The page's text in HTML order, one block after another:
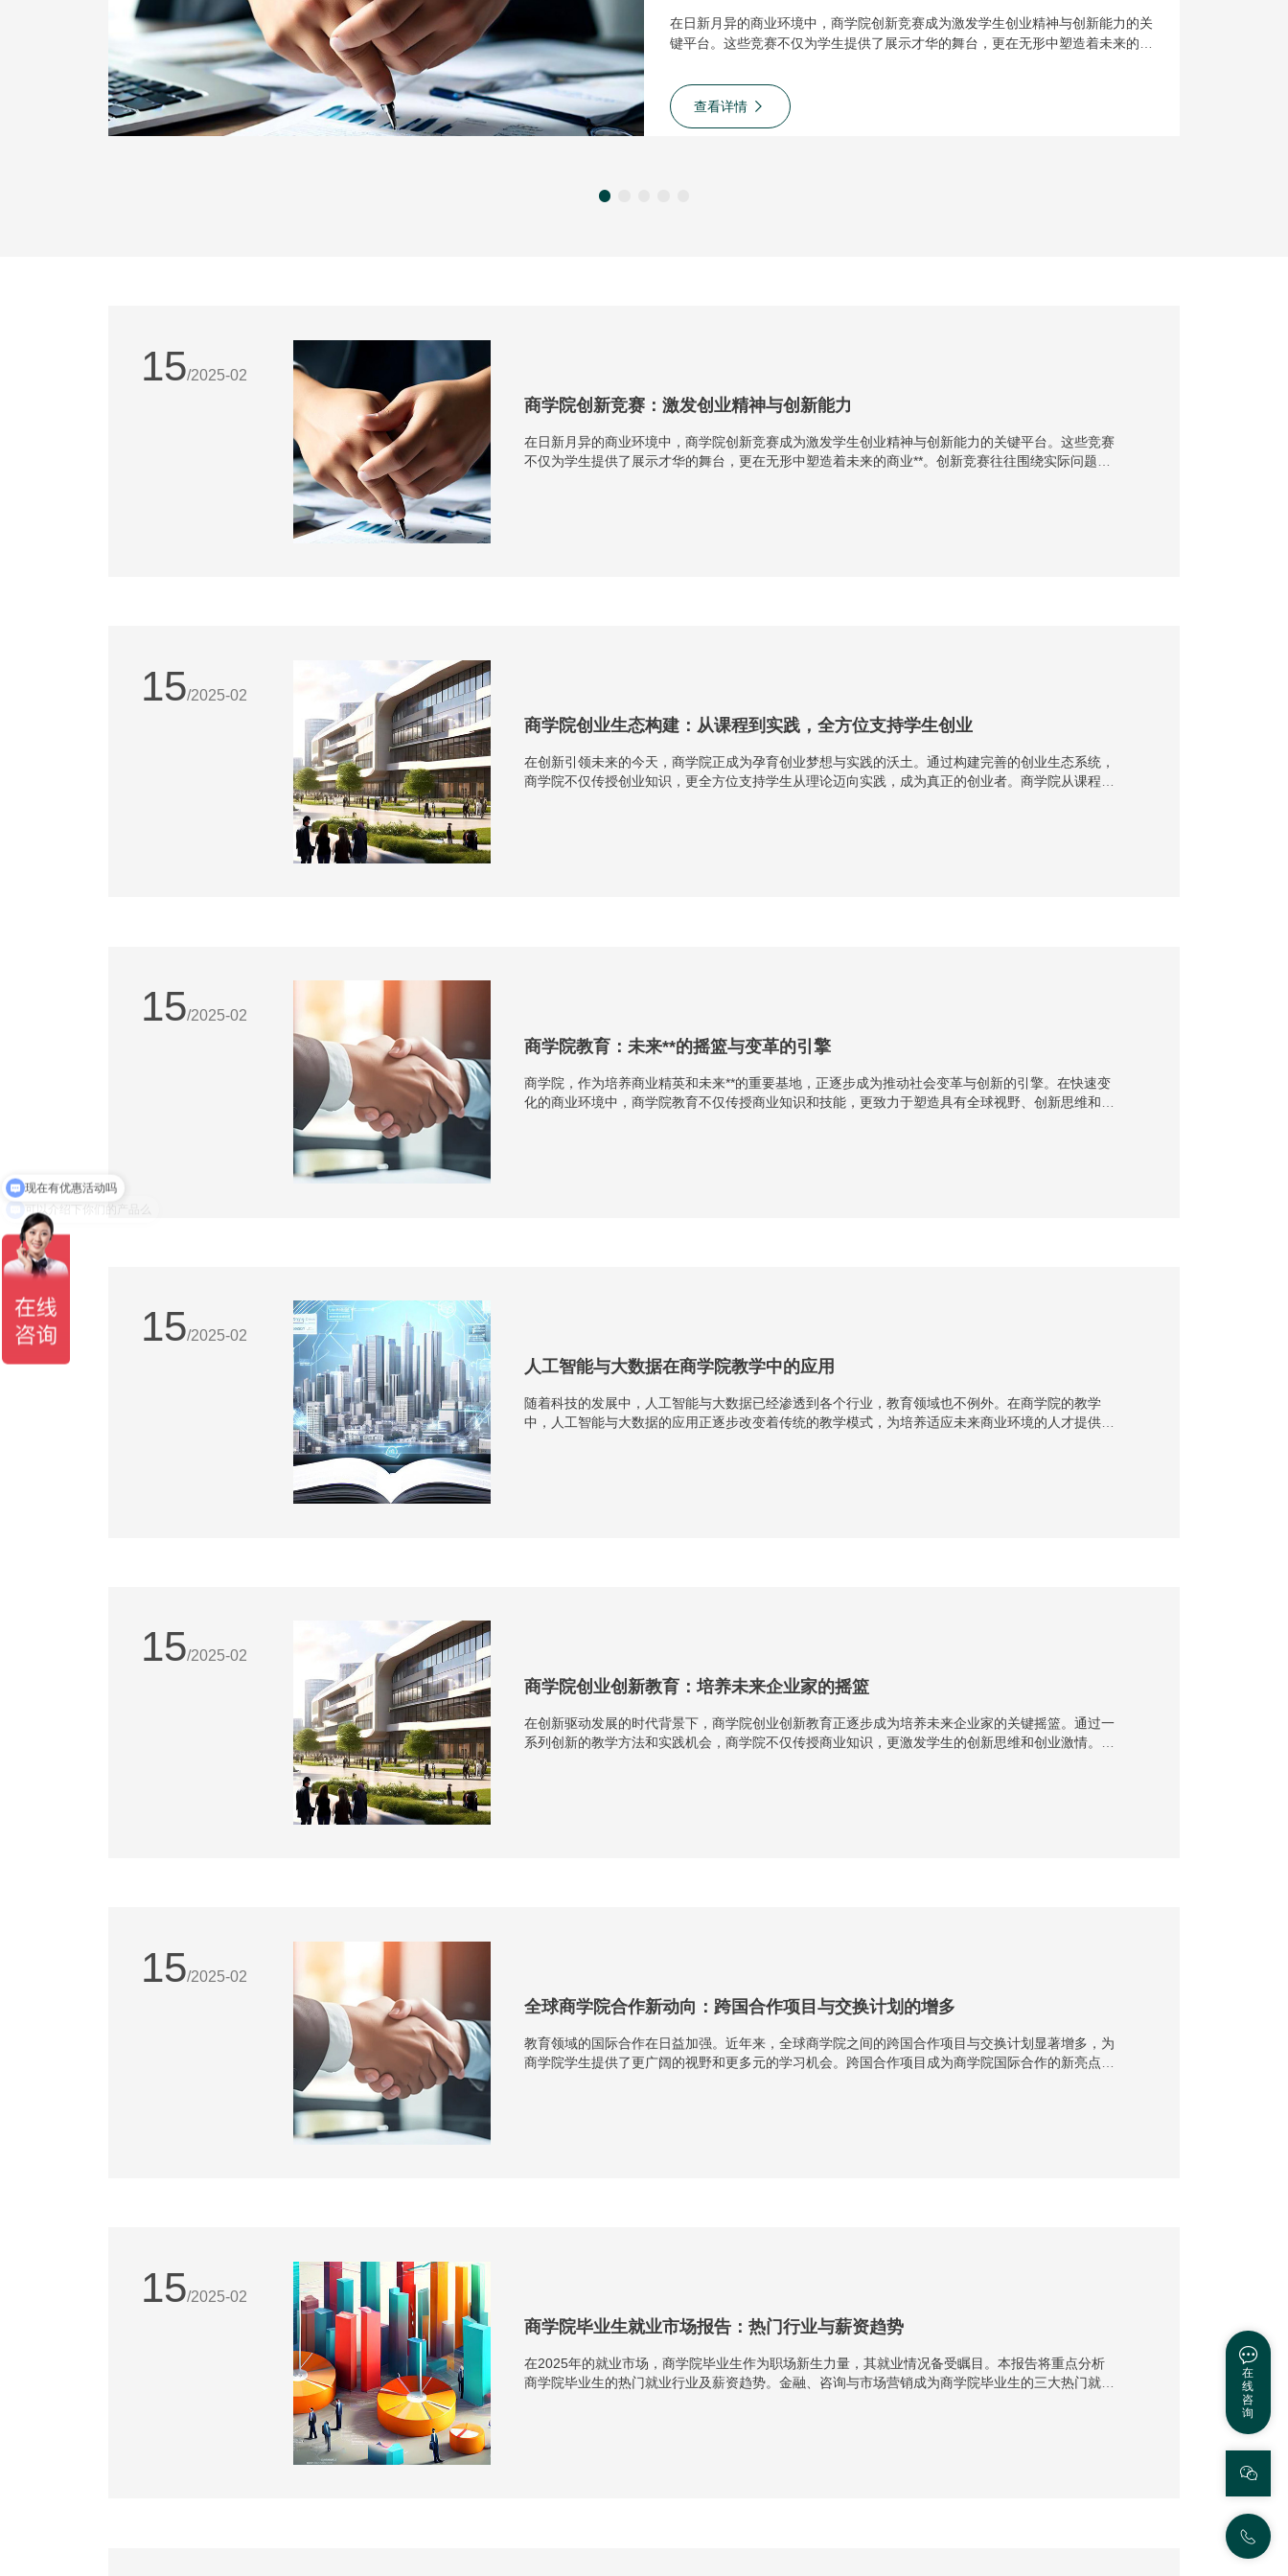
在日新月异的商业环境中，商学院创新竞赛成为激发学生创业精神与创新能力的关
键平台。这些竞赛不仅为学生提供了展示才华的舞台，更在无形中塑造着未来的商
案。在竞赛过程中，学生···
查看详情
15/2025-02
商学院创新竞赛：激发创业精神与创新能力
在日新月异的商业环境中，商学院创新竞赛成为激发学生创业精神与创新能力的关键平台。这些竞赛
不仅为学生提供了展示才华的舞台，更在无形中塑造着未来的商业**。创新竞赛往往围绕实际问题展
15/2025-02
商学院创业生态构建：从课程到实践，全方位支持学生创业
在创新引领未来的今天，商学院正成为孕育创业梦想与实践的沃土。通过构建完善的创业生态系统，
商学院不仅传授创业知识，更全方位支持学生从理论迈向实践，成为真正的创业者。商学院从课程设
15/2025-02
商学院教育：未来**的摇篮与变革的引擎
商学院，作为培养商业精英和未来**的重要基地，正逐步成为推动社会变革与创新的引擎。在快速变
化的商业环境中，商学院教育不仅传授商业知识和技能，更致力于塑造具有全球视野、创新思维和社
15/2025-02
人工智能与大数据在商学院教学中的应用
随着科技的发展中，人工智能与大数据已经渗透到各个行业，教育领域也不例外。在商学院的教学
中，人工智能与大数据的应用正逐步改变着传统的教学模式，为培养适应未来商业环境的人才提供了
15/2025-02
商学院创业创新教育：培养未来企业家的摇篮
在创新驱动发展的时代背景下，商学院创业创新教育正逐步成为培养未来企业家的关键摇篮。通过一
系列创新的教学方法和实践机会，商学院不仅传授商业知识，更激发学生的创新思维和创业激情。创
15/2025-02
全球商学院合作新动向：跨国合作项目与交换计划的增多
教育领域的国际合作在日益加强。近年来，全球商学院之间的跨国合作项目与交换计划显著增多，为
商学院学生提供了更广阔的视野和更多元的学习机会。跨国合作项目成为商学院国际合作的新亮点。
15/2025-02
商学院毕业生就业市场报告：热门行业与薪资趋势
在2025年的就业市场，商学院毕业生作为职场新生力量，其就业情况备受瞩目。本报告将重点分析
商学院毕业生的热门就业行业及薪资趋势。金融、咨询与市场营销成为商学院毕业生的三大热门就业
在
线
咨
询
可以介绍下你们的产品么